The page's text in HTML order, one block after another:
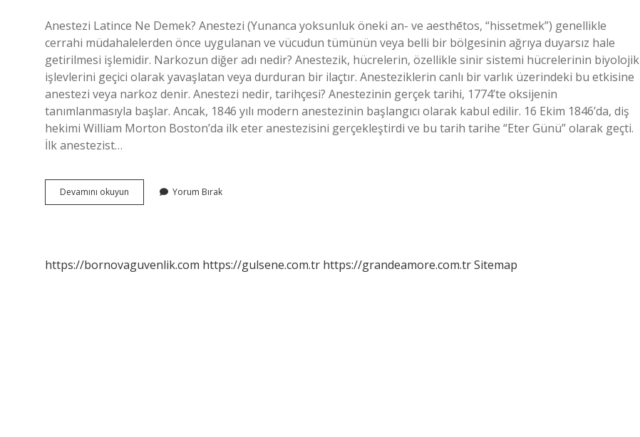
Anestezi Latince Ne Demek? Anestezi (Yunanca yoksunluk öneki an- ve aesthētos, “hissetmek”) genellikle
cerrahi müdahalelerden önce uygulanan ve vücudun tümünün veya belli bir bölgesinin ağrıya duyarsız hale
getirilmesi işlemidir. Narkozun diğer adı nedir? Anestezik, hücrelerin, özellikle sinir sistemi hücrelerinin biyolojik
işlevlerini geçici olarak yavaşlatan veya durduran bir ilaçtır. Anesteziklerin canlı bir varlık üzerindeki bu etkisine
anestezi veya narkoz denir. Anestezi nedir, tarihçesi? Anestezinin gerçek tarihi, 1774’te oksijenin
tanımlanmasıyla başlar. Ancak, 1846 yılı modern anestezinin başlangıcı olarak kabul edilir. 16 Ekim 1846’da, diş
hekimi William Morton Boston’da ilk eter anestezisini gerçekleştirdi ve bu tarih tarihe “Eter Günü” olarak geçti.
İlk anestezist…
Devamını okuyun Anestezinin
Kelime
Yorum Bırak
https://bornovaguvenlik.com https://gulsene.com.tr https://grandeamore.com.trSitemap